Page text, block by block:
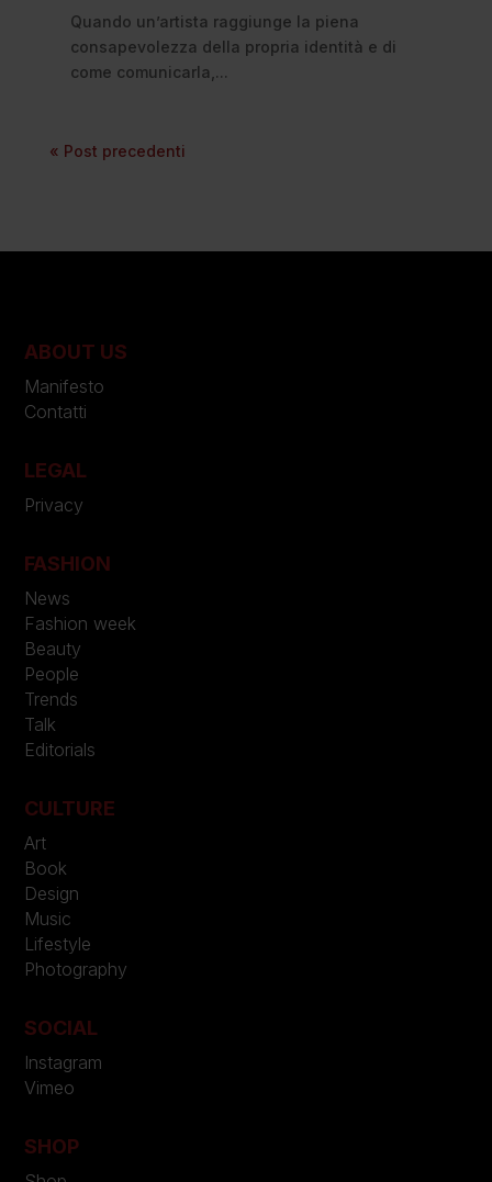
Quando un’artista raggiunge la piena
consapevolezza della propria identità e di
come comunicarla,...
« Post precedenti
ABOUT US
Manifesto
Contatti
LEGAL
Privacy
FASHION
News
Fashion week
Beauty
People
Trends
Talk
Editorials
CULTURE
Art
Book
Design
Music
Lifestyle
Photography
SOCIAL
Instagram
Vimeo
SHOP